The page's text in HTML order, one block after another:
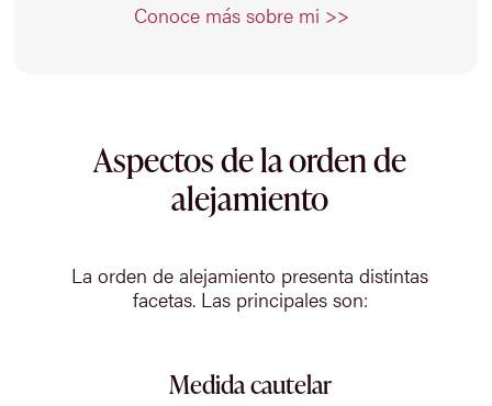
Conoce más sobre mi >>
Aspectos de la orden de
alejamiento
La orden de alejamiento presenta distintas
facetas. Las principales son:
Medida cautelar